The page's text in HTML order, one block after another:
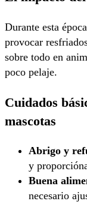
Durante esta
provocar
sobre todo en
poco pelaje.
Cuidados
mascotas
Abrigo y
y
Buena
necesario